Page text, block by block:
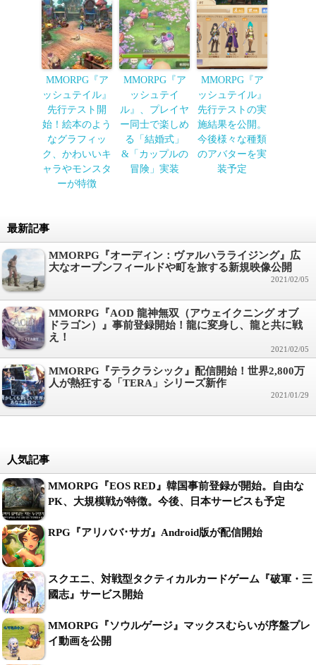
MMORPG『ア
ッシュテイル』
先行テスト開
始！絵本のよう
なグラフィッ
ク、かわいいキ
ャラやモンスタ
ーが特徴
MMORPG『ア
ッシュテイ
ル』、プレイヤ
ー同士で楽しめ
る「結婚式」
&「カップルの
冒険」実装
MMORPG『ア
ッシュテイル』
先行テストの実
施結果を公開。
今後様々な種類
のアバターを実
装予定
最新記事
MMORPG『オーディン：ヴァルハラライジング』広
大なオープンフィールドや町を旅する新規映像公開
2021/02/05
MMORPG『AOD 龍神無双（アウェイクニング オブ
ドラゴン）』事前登録開始！龍に変身し、龍と共に戦
え！
2021/02/05
MMORPG『テラクラシック』配信開始！世界2,800万
人が熱狂する「TERA」シリーズ新作
2021/01/29
人気記事
MMORPG『EOS RED』韓国事前登録が開始。自由な
PK、大規模戦が特徴。今後、日本サービスも予定
RPG『アリババ･サガ』Android版が配信開始
スクエニ、対戦型タクティカルカードゲーム『破軍・三
國志』サービス開始
MMORPG『ソウルゲージ』マックスむらいが序盤プレ
イ動画を公開